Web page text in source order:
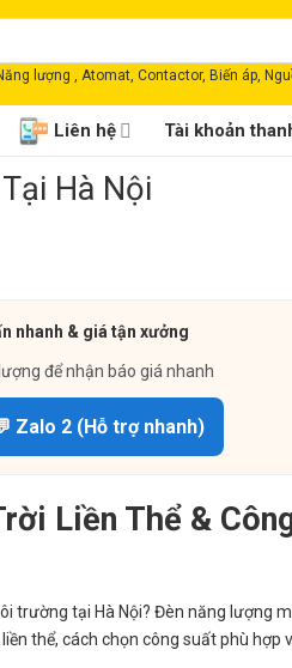
lượng , Atomat, Contactor, Biến áp,
Liên hệ Tài khoản
Hà Nội
nhanh & giá tận xưởng
để nhận báo giá nhanh
Zalo 2 (Hỗ trợ nhanh)
Liền Thể &
trường tại Hà Nội? Đèn năng lượng
thể, cách chọn công suất phù